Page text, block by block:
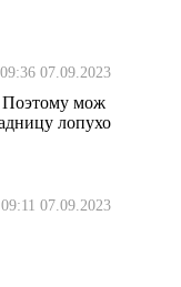
09:36 07.09.2023
Поэтому мож
лопухо
09:11 07.09.2023